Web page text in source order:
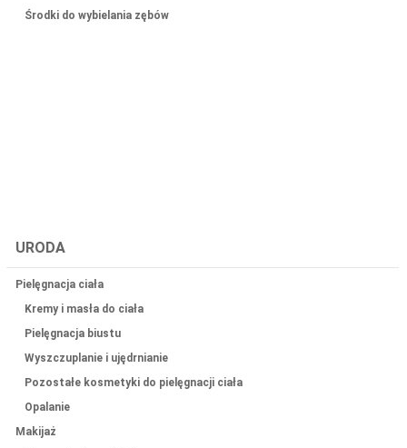
Środki do wybielania zębów
URODA
Pielęgnacja ciała
Kremy i masła do ciała
Pielęgnacja biustu
Wyszczuplanie i ujędrnianie
Pozostałe kosmetyki do pielęgnacji ciała
Opalanie
Makijaż